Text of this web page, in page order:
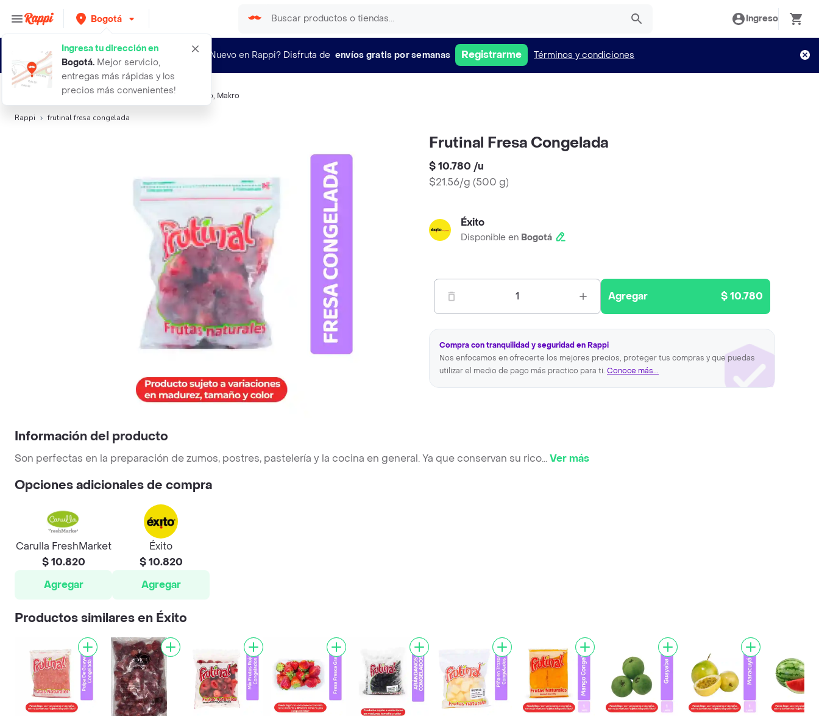
Bogotá
Ingresa tu dirección en
Bogotá. Mejor servicio,
entregas más rápidas y los
precios más convenientes!
Ingreso
¿Nuevo en Rappi? Disfruta de envíos gratis por semanas Registrarme Términos y condiciones
Búsquedas relacionadas:Frutas,Frutinal,Casino Exito, Makro
Rappi frutinal fresa congelada
Frutinal Fresa Congelada
$ 10.780 /u
$21.56/g (500 g)
Éxito
Disponible en Bogotá
1 Agregar $ 10.780
Compra con tranquilidad y seguridad en Rappi
Nos enfocamos en ofrecerte los mejores precios, proteger tus compras y que puedas
utilizar el medio de pago más practico para ti. Conoce más...
Información del producto
Son perfectas en la preparación de zumos, postres, pastelería y la cocina en general. Ya que conservan su rico...Ver más
Opciones adicionales de compra
Carulla FreshMarket
$ 10.820
Agregar
Éxito
$ 10.820
Agregar
Productos similares en Éxito